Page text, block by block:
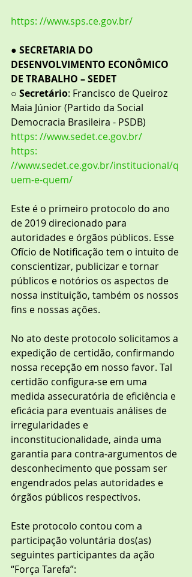
https: //www.sps.ce.gov.br/
● SECRETARIA DO
DESENVOLVIMENTO ECONÔMICO
DE TRABALHO – SEDET
○ Secretário: Francisco de Queiroz
Maia Júnior (Partido da Social
Democracia Brasileira - PSDB)
https: //www.sedet.ce.gov.br/
https:
//www.sedet.ce.gov.br/institucional/q
uem-e-quem/
Este é o primeiro protocolo do ano
de 2019 direcionado para
autoridades e órgãos públicos. Esse
Ofício de Notificação tem o intuito de
conscientizar, publicizar e tornar
públicos e notórios os aspectos de
nossa instituição, também os nossos
fins e nossas ações.
No ato deste protocolo solicitamos a
expedição de certidão, confirmando
nossa recepção em nosso favor. Tal
certidão configura-se em uma
medida assecuratória de eficiência e
eficácia para eventuais análises de
irregularidades e
inconstitucionalidade, ainda uma
garantia para contra-argumentos de
desconhecimento que possam ser
engendrados pelas autoridades e
órgãos públicos respectivos.
Este protocolo contou com a
participação voluntária dos(as)
seguintes participantes da ação
“Força Tarefa”: